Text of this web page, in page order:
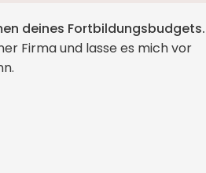
deines Fortbildungsbudgets.
Firma und lasse es mich vor